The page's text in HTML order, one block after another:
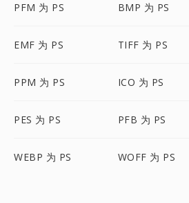
PFM 为 PS BMP 为 PS
EMF 为 PS TIFF 为 PS
PPM 为 PS ICO 为 PS
PES 为 PS PFB 为 PS
WEBP 为 PS WOFF 为 PS